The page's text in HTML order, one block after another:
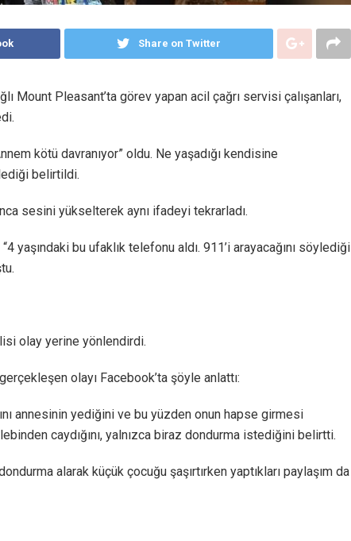
Share on Twitter
Mount Pleasant’ta görev yapan acil çağrı servisi çalışanları,
kötü davranıyor” oldu. Ne yaşadığı kendisine
belirtildi.
sesini yükselterek aynı ifadeyi tekrarladı.
yaşındaki bu ufaklık telefonu aldı. 911’i arayacağını söylediği
olay yerine yönlendirdi.
olayı Facebook’ta şöyle anlattı:
annesinin yediğini ve bu yüzden onun hapse girmesi
caydığını, yalnızca biraz dondurma istediğini belirtti.
alarak küçük çocuğu şaşırtırken yaptıkları paylaşım da